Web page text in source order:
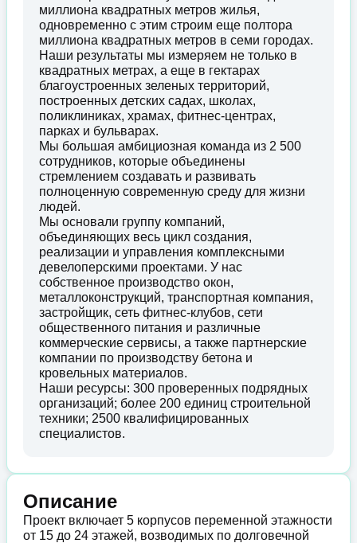
миллиона квадратных метров жилья,
одновременно с этим строим еще полтора
миллиона квадратных метров в семи городах.
Наши результаты мы измеряем не только в
квадратных метрах, а еще в гектарах
благоустроенных зеленых территорий,
построенных детских садах, школах,
поликлиниках, храмах, фитнес-центрах,
парках и бульварах.
Мы большая амбициозная команда из 2 500
сотрудников, которые объединены
стремлением создавать и развивать
полноценную современную среду для жизни
людей.
Мы основали группу компаний,
объединяющих весь цикл создания,
реализации и управления комплексными
девелоперскими проектами. У нас
собственное производство окон,
металлоконструкций, транспортная компания,
застройщик, сеть фитнес-клубов, сети
общественного питания и различные
коммерческие сервисы, а также партнерские
компании по производству бетона и
кровельных материалов.
Наши ресурсы: 300 проверенных подрядных
организаций; более 200 единиц строительной
техники; 2500 квалифицированных
специалистов.
Описание
Проект включает 5 корпусов переменной этажности
от 15 до 24 этажей, возводимых по долговечной